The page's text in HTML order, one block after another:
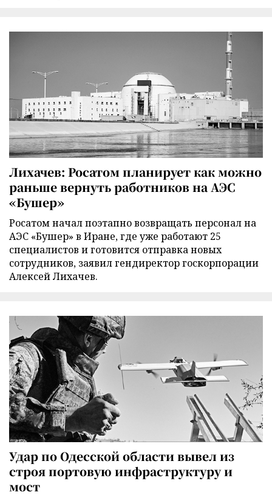
Лихачев: Росатом планирует как можно
раньше вернуть работников на АЭС
«Бушер»
Росатом начал поэтапно возвращать персонал на
АЭС «Бушер» в Иране, где уже работают 25
специалистов и готовится отправка новых
сотрудников, заявил гендиректор госкорпорации
Алексей Лихачев.
Удар по Одесской области вывел из
строя портовую инфраструктуру и
мост